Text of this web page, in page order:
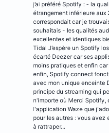
j’ai préféré Spotify : - la
étrangement inférieure aux
correspondait car je
souhaitais - les qualités
excellentes et identiques
Tidal J’espère un Spotify
écarté Deezer car ses
moins pratiques et enfin
enfin, Spotify connect
avec mon unique enceinte
principe du streaming qui
n'importe où Merci Spotify,
l'application Waze que
pour les autres : vous avez
à rattraper...